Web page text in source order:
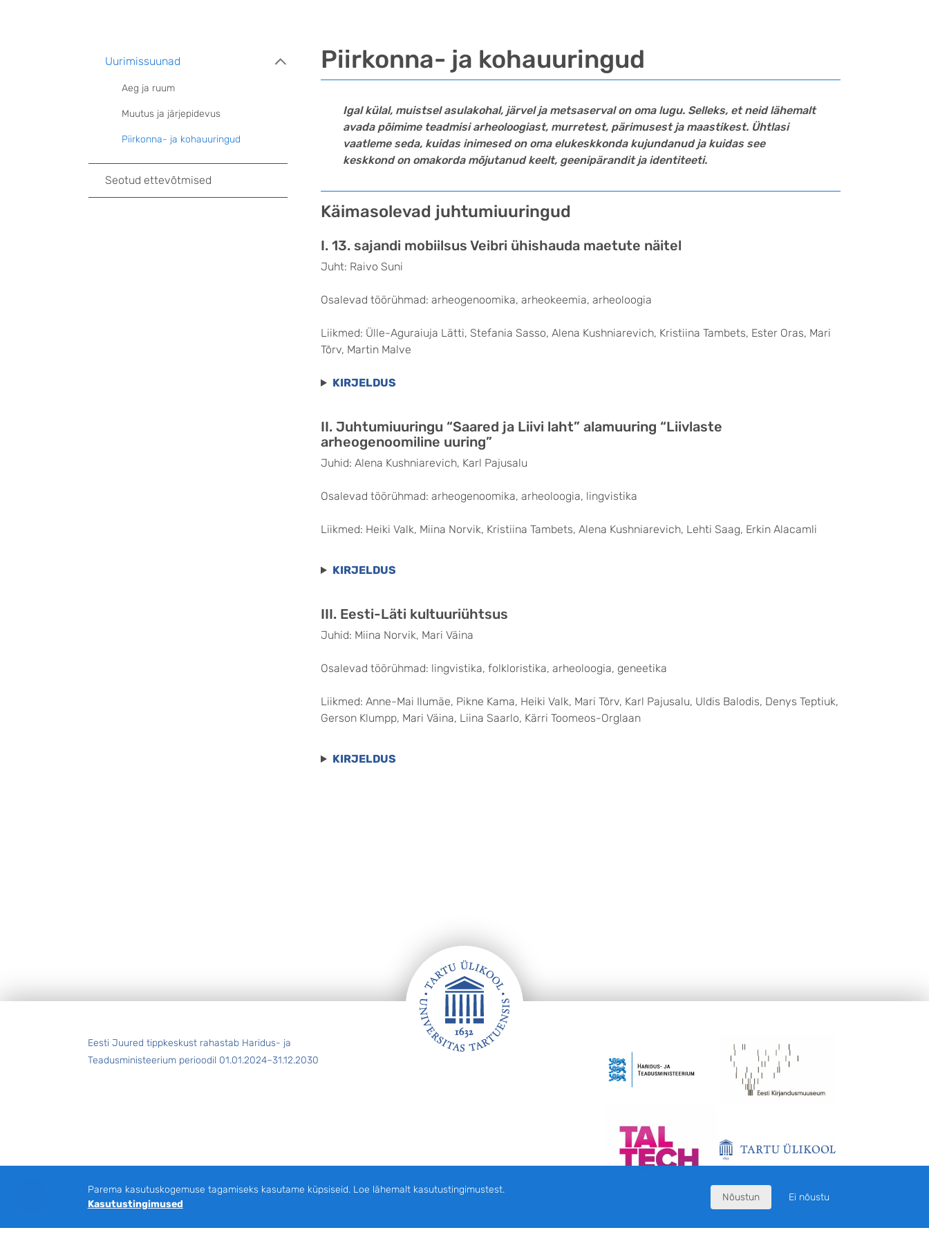
Piirkonna- ja kohauuringud
Igal külal, muistsel asulakohal, järvel ja metsaserval on oma lugu. Selleks, et neid lähemalt
avada põimime teadmisi arheoloogiast, murretest, pärimusest ja maastikest. Ühtlasi
vaatleme seda, kuidas inimesed on oma elukeskkonda kujundanud ja kuidas see
keskkond on omakorda mõjutanud keelt, geenipärandit ja identiteeti.
Käimasolevad juhtumiuuringud
I. 13. sajandi mobiilsus Veibri ühishauda maetute näitel
Juht: Raivo Suni
Osalevad töörühmad: arheogenoomika, arheokeemia, arheoloogia
Liikmed: Ülle-Aguraiuja Lätti, Stefania Sasso, Alena Kushniarevich, Kristiina Tambets, Ester Oras, Mari
Tõrv, Martin Malve
KIRJELDUS
II. Juhtumiuuringu “Saared ja Liivi laht” alamuuring “Liivlaste
arheogenoomiline uuring”
Juhid: Alena Kushniarevich, Karl Pajusalu
Osalevad töörühmad: arheogenoomika, arheoloogia, lingvistika
Liikmed: Heiki Valk, Miina Norvik, Kristiina Tambets, Alena Kushniarevich, Lehti Saag, Erkin Alacamli
KIRJELDUS
III. Eesti-Läti kultuuriühtsus
Juhid: Miina Norvik, Mari Väina
Osalevad töörühmad: lingvistika, folkloristika, arheoloogia, geneetika
Liikmed: Anne-Mai Ilumäe, Pikne Kama, Heiki Valk, Mari Tõrv, Karl Pajusalu, Uldis Balodis, Denys Teptiuk,
Gerson Klumpp, Mari Väina, Liina Saarlo, Kärri Toomeos-Orglaan
KIRJELDUS
Uurimissuunad
Aeg ja ruum
Muutus ja järjepidevus
Piirkonna- ja kohauuringud
Seotud ettevõtmised
Eesti Juured tippkeskust rahastab Haridus- ja
Teadusministeerium perioodil 01.01.2024–31.12.2030
Parema kasutuskogemuse tagamiseks kasutame küpsiseid. Loe lähemalt kasutustingimustest.
Kasutustingimused
Nõustun Ei nõustu